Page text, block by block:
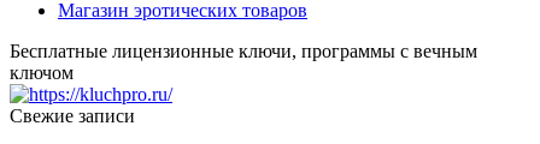
Магазин эротических товаров
Бесплатные лицензионные ключи, программы с вечным
ключом
Свежие записи